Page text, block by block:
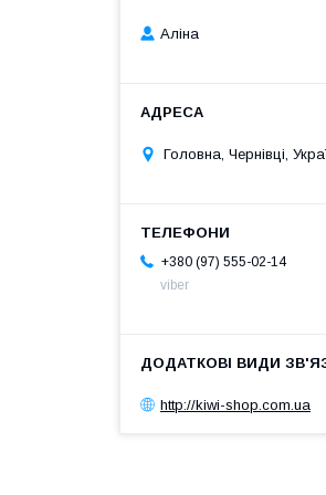
Аліна
Головна, Чернівці,
+380 (97) 555-02-14
viber
http://kiwi-shop.com.ua